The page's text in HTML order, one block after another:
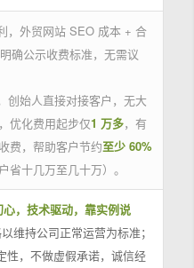
，外贸网站 SEO 成本 + 合
确公示收费标准，无需议
创始人直接对接客户，无大
优化费用起步仅1 万多，有
费，帮助客户节约至少 60%
省十几万至几十万）。
，技术驱动，靠实例说
维持公司正常运营为标准；
性，不做虚假承诺，诚信经